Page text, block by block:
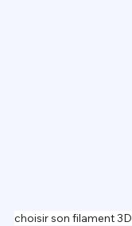
choisir son filament 3D